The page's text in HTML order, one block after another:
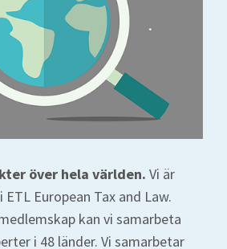
över hela världen. Vi är
European Tax and Law.
kan vi samarbeta
i 48 länder. Vi samarbetar